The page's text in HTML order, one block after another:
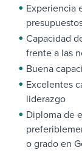
Experiencia
Capacidad
frente a las
Buena
Excelentes
liderazgo
Diploma de
o grado en